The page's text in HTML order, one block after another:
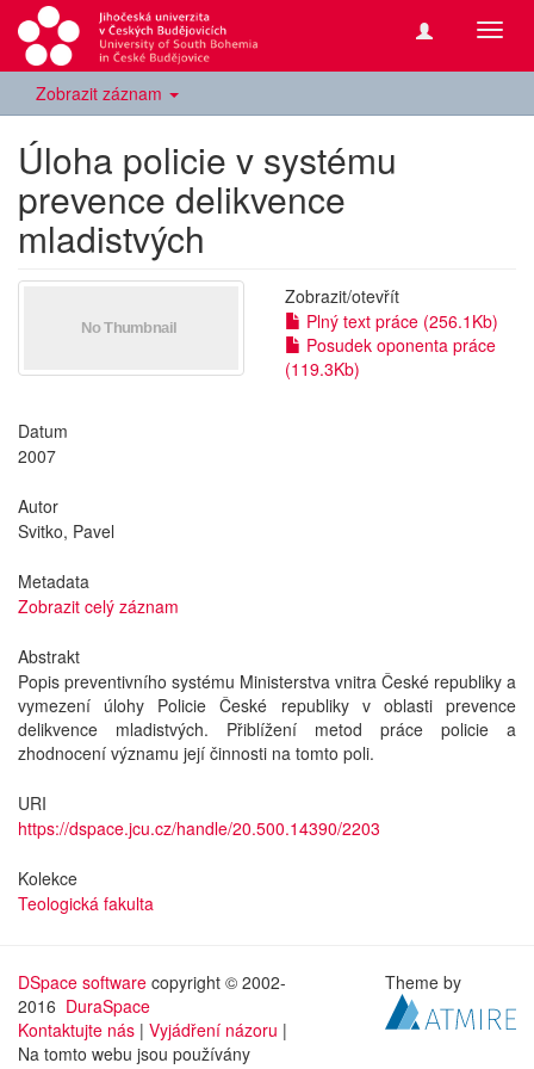
Zobrazit záznam
Úloha policie v systému
prevence delikvence
mladistvých
Zobrazit/otevřít
Plný text práce (256.1Kb)
Posudek oponenta práce
(119.3Kb)
Datum
2007
Autor
Svitko, Pavel
Metadata
Zobrazit celý záznam
Abstrakt
Popis preventivního systému Ministerstva vnitra České republiky a
vymezení úlohy Policie České republiky v oblasti prevence
delikvence mladistvých. Přiblížení metod práce policie a
zhodnocení významu její činnosti na tomto poli.
URI
https://dspace.jcu.cz/handle/20.500.14390/2203
Kolekce
Teologická fakulta
DSpace software copyright © 2002-
2016 DuraSpace
Kontaktujte nás | Vyjádření názoru |
Na tomto webu jsou používány
Theme by